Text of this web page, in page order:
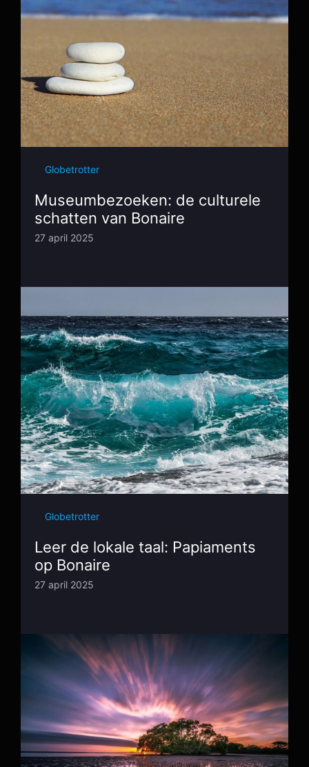
Globetrotter
Museumbezoeken: de culturele
schatten van Bonaire
27 april 2025
Globetrotter
Leer de lokale taal: Papiaments
op Bonaire
27 april 2025